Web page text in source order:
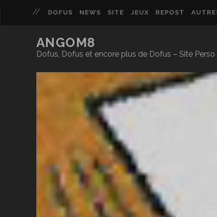
DOFUS NEWS SITE JEUX REPOST
ANGOM8
Dofus, Dofus et encore plus de Dofus – Site